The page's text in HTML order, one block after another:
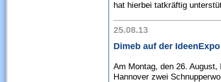
hat hierbei tatkräftig
25.08.13
Dimeb auf der
Am Montag, den 26.
Hannover zwei